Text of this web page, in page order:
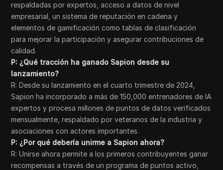
respaldadas por expertos, acceso a datos de nivel
empresarial, un sistema de reputación en cadena y
elementos de gamificación como tablas de clasificación
para mejorar la participación y asegurar contribuciones de
calidad.
P: ¿Qué tracción ha ganado Sapion desde su
lanzamiento?
R: Desde su lanzamiento en el cuarto trimestre de 2024,
Sapion ha incorporado a más de 150,000 entrenadores de IA
expertos y procesa millones de puntos de datos verificados
mensualmente, respaldado por veteranos de la industria y
asociaciones con actores importantes.
P: ¿Por qué debería unirme a Sapion ahora?
R: Unirse ahora permite a los primeros contribuyentes ganar
recompensas a través de un programa de puntos activo,